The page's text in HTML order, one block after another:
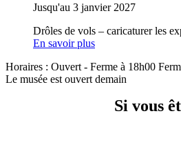
Jusqu'au 3 janvier 2027
Drôles de vols – caricaturer les
En savoir plus
Horaires : Ouvert - Ferme à 18h00
Le musée est ouvert demain
Si vous